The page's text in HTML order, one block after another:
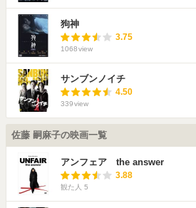
狗神
3.75
1068view
サンブンノイチ
4.50
339view
佐藤 嗣麻子の映画一覧
アンフェア the answer
3.88
観た人 5